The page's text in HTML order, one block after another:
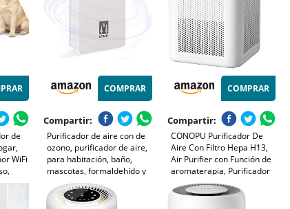
de
WiFi
COMPRAR
Compartir:
Purificador de aire con de
ozono, purificador de aire,
para habitación, baño,
mascotas, formaldehído y
olores, alta eficiencia -
Blanco
COMPRAR
Compartir:
CONOPU Purificador De
Aire Con Filtro Hepa H13,
Air Purifier con Función de
aromaterapia, Purificador
De Aire Para Alergias
Hogar con Filtración en 3